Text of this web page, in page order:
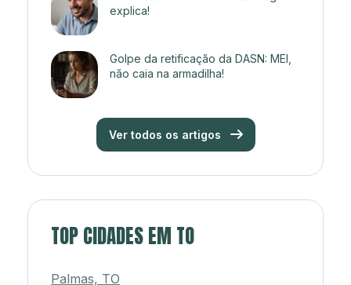
explica!
Golpe da retificação da DASN: MEI,
não caia na armadilha!
Ver todos os artigos
TOP CIDADES EM TO
Palmas, TO